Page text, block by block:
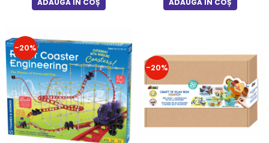
ADAUGĂ ÎN COȘ ADAUGĂ ÎN COȘ
-20%
-20%